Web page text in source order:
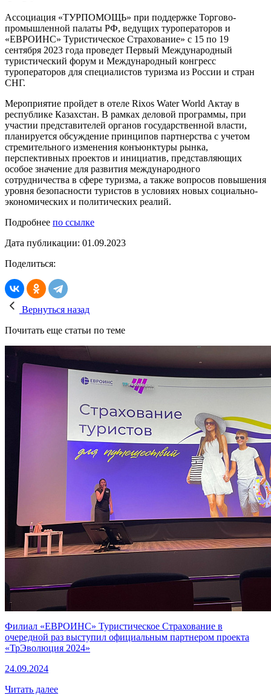
Ассоциация «ТУРПОМОЩЬ» при поддержке Торгово-
промышленной палаты РФ, ведущих туроператоров и
«ЕВРОИНС» Туристическое Страхование» с 15 по 19
сентября 2023 года проведет Первый Международный
туристический форум и Международный конгресс
туроператоров для специалистов туризма из России и стран
СНГ.
Мероприятие пройдет в отеле Rixos Water World Актау в
республике Казахстан. В рамках деловой программы, при
участии представителей органов государственной власти,
планируется обсуждение принципов партнерства с учетом
стремительного изменения конъюнктуры рынка,
перспективных проектов и инициатив, представляющих
особое значение для развития международного
сотрудничества в сфере туризма, а также вопросов повышения
уровня безопасности туристов в условиях новых социально-
экономических и политических реалий.
Подробнее по ссылке
Дата публикации: 01.09.2023
Поделиться:
Вернуться назад
Почитать еще статьи по теме
Филиал «ЕВРОИНС» Туристическое Страхование в
очередной раз выступил официальным партнером проекта
«ТрЭволюция 2024»
24.09.2024
Читать далее